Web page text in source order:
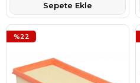
Sepete Ekle
%22